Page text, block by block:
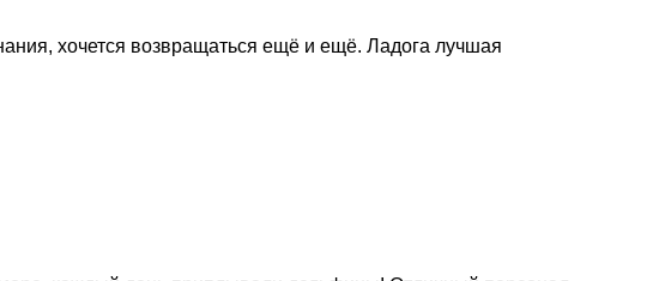
хочется возвращаться ещё и ещё. Ладога лучшая